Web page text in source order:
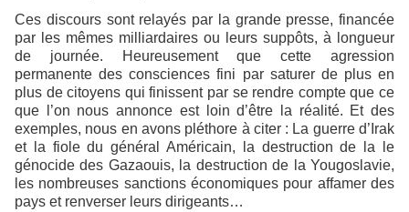
Ces discours sont relayés par la grande presse, financée
par les mêmes milliardaires ou leurs suppôts, à longueur
de journée. Heureusement que cette agression
permanente des consciences fini par saturer de plus en
plus de citoyens qui finissent par se rendre compte que ce
que l’on nous annonce est loin d’être la réalité. Et des
exemples, nous en avons pléthore à citer : La guerre d’Irak
et la fiole du général Américain, la destruction de la le
génocide des Gazaouis, la destruction de la Yougoslavie,
les nombreuses sanctions économiques pour affamer des
pays et renverser leurs dirigeants…